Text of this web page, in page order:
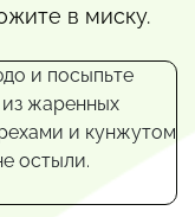
в миску.